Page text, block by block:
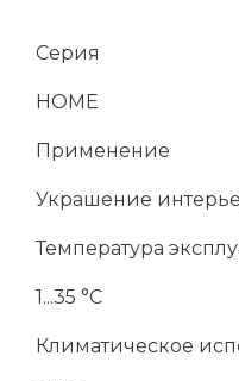
Серия
HOME
Применение
Украшение
Температура
1...35 °C
Климатическое